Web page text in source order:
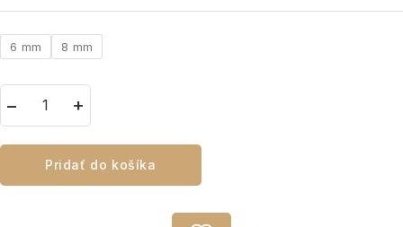
6 mm 8 mm
Pridať do košíka